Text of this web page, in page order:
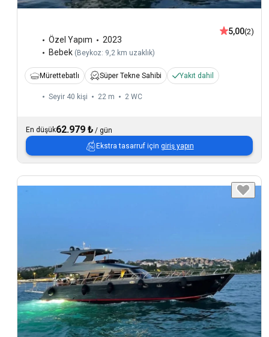
Özel Yapım
2023
Bebek ( Beykoz: 9,2 km uzaklık)
5,00(2)
Mürettebatlı Süper Tekne Sahibi Yakıt dahil
Seyir 40 kişi 22 m 2 WC
En düşük62.979 ₺ / gün
Ekstra tasarruf için giriş yapın